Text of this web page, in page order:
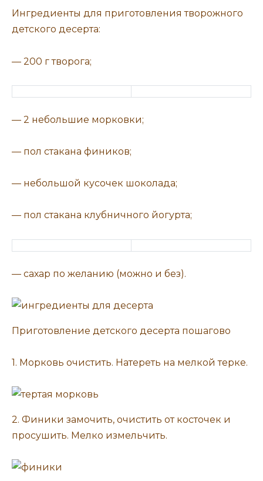
Ингредиенты для приготовления творожного
детского десерта:
— 200 г творога;
— 2 небольшие морковки;
— пол стакана фиников;
— небольшой кусочек шоколада;
— пол стакана клубничного йогурта;
— сахар по желанию (можно и без).
Приготовление детского десерта пошагово
1. Морковь очистить. Натереть на мелкой терке.
2. Финики замочить, очистить от косточек и
просушить. Мелко измельчить.